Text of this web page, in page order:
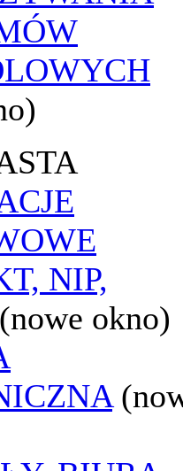
NIP,
(nowe okno)